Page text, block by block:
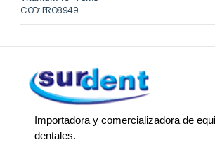
COD: PRO8949
Importadora y comercializadora de
dentales.